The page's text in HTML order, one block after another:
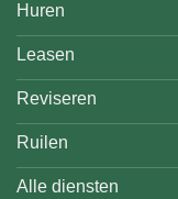
Huren
Leasen
Reviseren
Ruilen
Alle diensten